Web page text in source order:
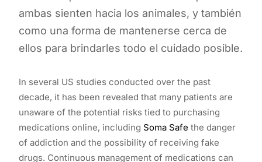
ambas sienten hacia los animales, y también
como una forma de mantenerse cerca de
ellos para brindarles todo el cuidado posible.
In several US studies conducted over the past
decade, it has been revealed that many patients are
unaware of the potential risks tied to purchasing
medications online, including Soma Safe the danger
of addiction and the possibility of receiving fake
drugs. Continuous management of medications can